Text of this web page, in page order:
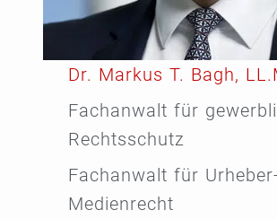
Dr. Markus T. Bagh,
Fachanwalt für
Rechtsschutz
Fachanwalt für
Medienrecht